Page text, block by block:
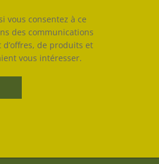
vous consentez à ce
des communications
de produits et
vous intéresser.